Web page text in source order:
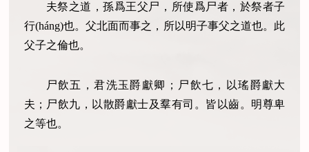
夫祭之道，孫爲王父尸，所使爲尸者，於祭者子
行(háng)也。父北面而事之，所以明子事父之道也。此
父子之倫也。
尸飲五，君洗玉爵獻卿；尸飲七，以瑤爵獻大
夫；尸飲九，以散爵獻士及羣有司。皆以齒。明尊卑
之等也。